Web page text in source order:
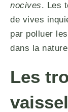
nocives. Les
de vives
par polluer
dans la
Les